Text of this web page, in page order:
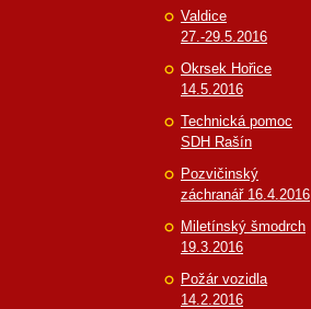
Valdice
27.-29.5.2016
Okrsek Hořice
14.5.2016
Technická pomoc
SDH Rašín
Pozvičinský
záchranář 16.4.2016
Miletínský šmodrch
19.3.2016
Požár vozidla
14.2.2016